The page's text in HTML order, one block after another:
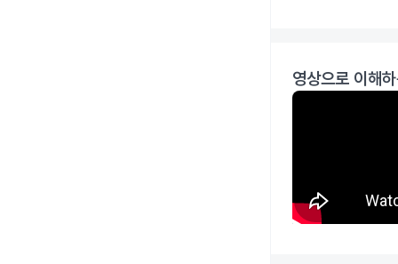
영상으로 이해